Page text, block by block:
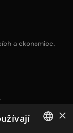
a ekonomice.
×